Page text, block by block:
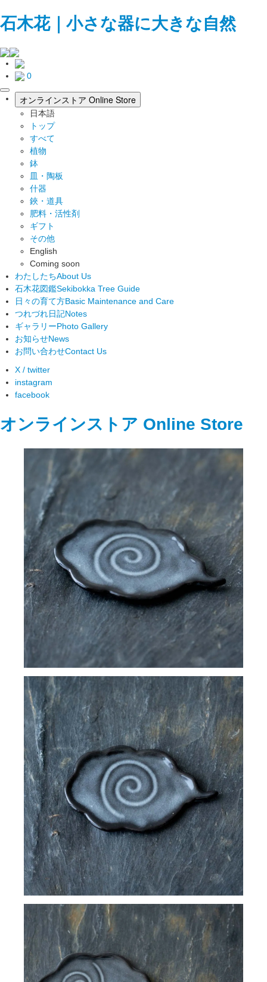
石木花｜小さな器に大きな自然
0
toggle
navigation
オンラインストア Online Store
日本語
トップ
すべて
植物
鉢
皿・陶板
什器
鋏・道具
肥料・活性剤
ギフト
その他
English
Coming soon
わたしたちAbout Us
石木花図鑑Sekibokka Tree Guide
日々の育て方Basic Maintenance and Care
つれづれ日記Notes
ギャラリーPhoto Gallery
お知らせNews
お問い合わせContact Us
X / twitter
instagram
facebook
オンラインストア Online Store